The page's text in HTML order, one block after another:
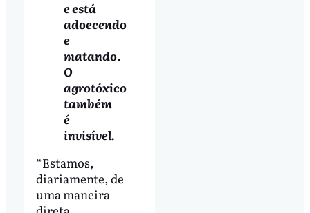
e está
adoecendo
e
matando.
O
agrotóxico
também
é
invisível.
“Estamos,
diariamente, de
uma maneira